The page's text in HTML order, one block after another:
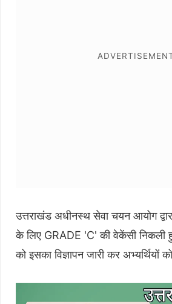
उत्तराखंड अधीनस्थ सेवा चयन आयोग द्वारा
के लिए GRADE 'C' की वेकेंसी निकली
को इसका विज्ञापन जारी कर अभ्यर्थियों